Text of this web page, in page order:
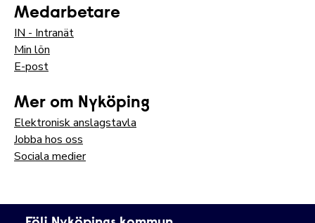
Medarbetare
IN - Intranät
Min lön
E-post
Mer om Nyköping
Elektronisk anslagstavla
Jobba hos oss
Sociala medier